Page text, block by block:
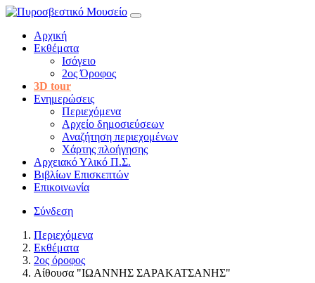
Αρχική
Εκθέματα
Ισόγειο
2ος Όροφος
3D tour
Ενημερώσεις
Περιεχόμενα
Αρχείο δημοσιεύσεων
Αναζήτηση περιεχομένων
Χάρτης πλοήγησης
Αρχειακό Υλικό Π.Σ.
Βιβλίων Επισκεπτών
Επικοινωνία
Σύνδεση
Περιεχόμενα
Εκθέματα
2ος όροφος
Αίθουσα "ΙΩΑΝΝΗΣ ΣΑΡΑΚΑΤΣΑΝΗΣ"